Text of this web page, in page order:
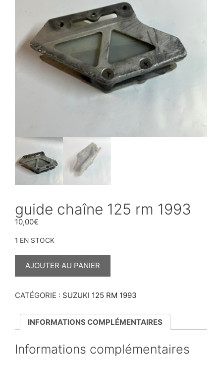
guide chaîne 125 rm 1993
10,00€
1 EN STOCK
QUANTITÉ
RM
AJOUTER AU PANIER
CATÉGORIE : SUZUKI 125 RM 1993
INFORMATIONS COMPLÉMENTAIRES
Informations complémentaires